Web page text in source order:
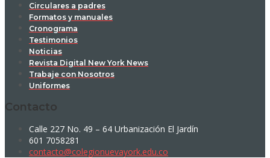
Circulares a padres
Formatos y manuales
Cronograma
Testimonios
Noticias
Revista Digital New York News
Trabaje con Nosotros
Uniformes
Contacto
Calle 227 No. 49 – 64 Urbanización El Jardín
601 7058281
contacto@colegionuevayork.edu.co